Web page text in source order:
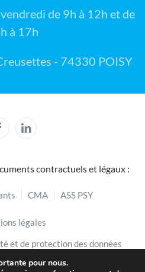
de 9h à 12h et de
à 17h
- 74330 POISY
contractuels et légaux :
CMA ASS PSY
légales
et de protection des données
de cookies
pour nous.